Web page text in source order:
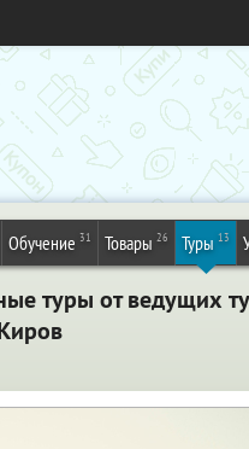
Обучение 31 Товары 26 Туры 13
туры от ведущих